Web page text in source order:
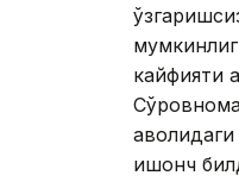
кайфияти
ишонч